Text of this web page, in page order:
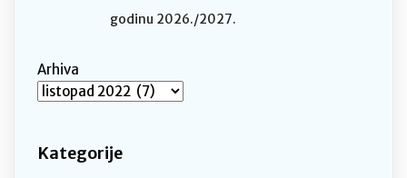
godinu 2026./2027.
Arhiva
Kategorije